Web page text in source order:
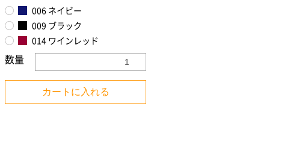
006 ネイビー
009 ブラック
014 ワインレッド
数量
カートに入れる